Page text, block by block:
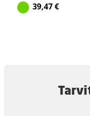
39,47€